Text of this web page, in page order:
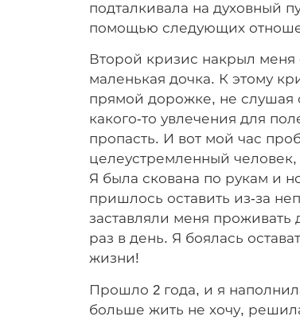
подталкивала на духовный
помощью следующих
Второй кризис накрыл меня
маленькая дочка. К этому
прямой дорожке, не слушая
какого-то увлечения для
пропасть. И вот мой час
целеустремленный человек,
Я была скована по рукам и
пришлось оставить из-за
заставляли меня проживать
раз в день. Я боялась
жизни!
Прошло 2 года, и я
больше жить не хочу,